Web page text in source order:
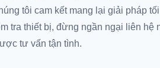
tôi cam kết mang lại giải pháp
tra thiết bị, đừng ngần ngại liên hệ
tư vấn tận tình.